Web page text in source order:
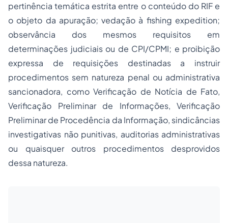
pertinência temática estrita entre o conteúdo do RIF e
o objeto da apuração; vedação à fishing expedition;
observância dos mesmos requisitos em
determinações judiciais ou de CPI/CPMI; e proibição
expressa de requisições destinadas a instruir
procedimentos sem natureza penal ou administrativa
sancionadora, como Verificação de Notícia de Fato,
Verificação Preliminar de Informações, Verificação
Preliminar de Procedência da Informação, sindicâncias
investigativas não punitivas, auditorias administrativas
ou quaisquer outros procedimentos desprovidos
dessa natureza.